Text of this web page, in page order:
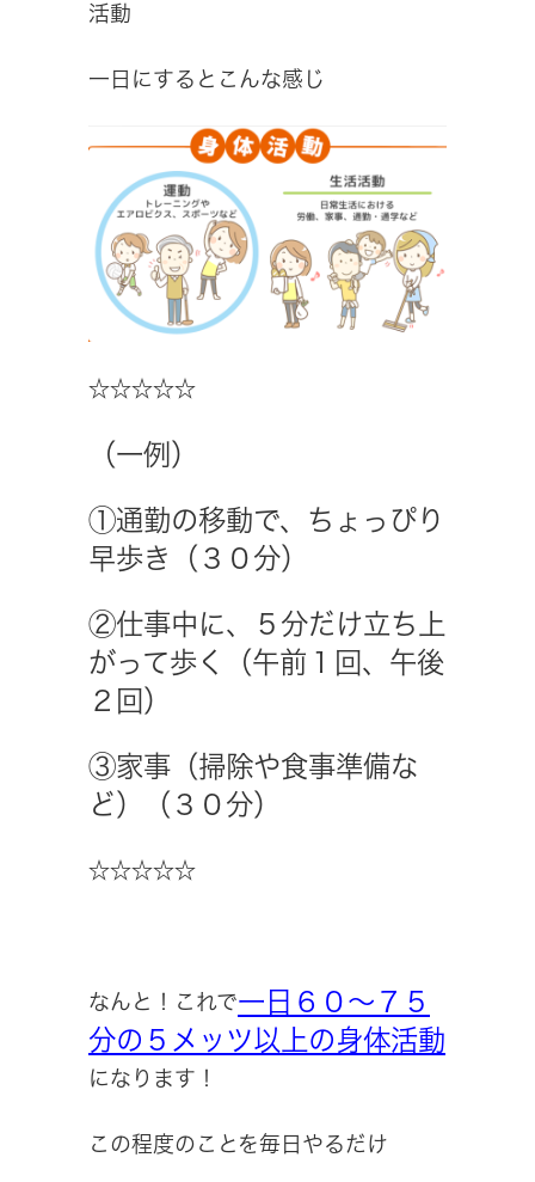
活動
一日にするとこんな感じ
☆☆☆☆☆
（一例）
①通勤の移動で、ちょっぴり
早歩き（３０分）
②仕事中に、５分だけ立ち上
がって歩く（午前１回、午後
２回）
③家事（掃除や食事準備な
ど）（３０分）
☆☆☆☆☆
なんと！これで一日６０～７５
分の５メッツ以上の身体活動
になります！
この程度のことを毎日やるだけ